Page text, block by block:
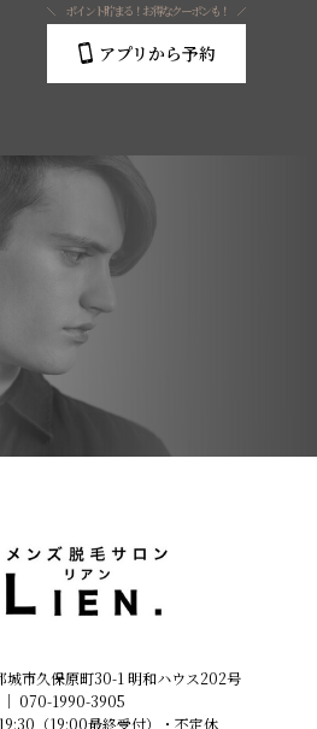
ポイント貯まる！お得なクーポンも！
アプリから予約
市久保原町30-1 明和ハウス202号
070-1990-3905
（19:00最終受付）・不定休